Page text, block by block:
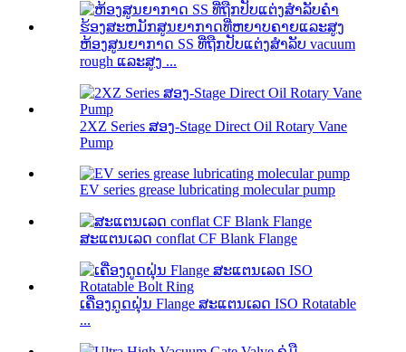
ຫ້ອງສູນຍາກາດ SS ທີ່ຖືກປັບແຕ່ງສໍາລັບ vacuum
rough ແລະສູງ ...
2XZ Series ສອງ-Stage Direct Oil Rotary Vane
Pump
EV series grease lubricating molecular pump
ສະແຕນເລດ conflat CF Blank Flange
ເຄື່ອງດູດຝຸ່ນ Flange ສະແຕນເລດ ISO Rotatable
...